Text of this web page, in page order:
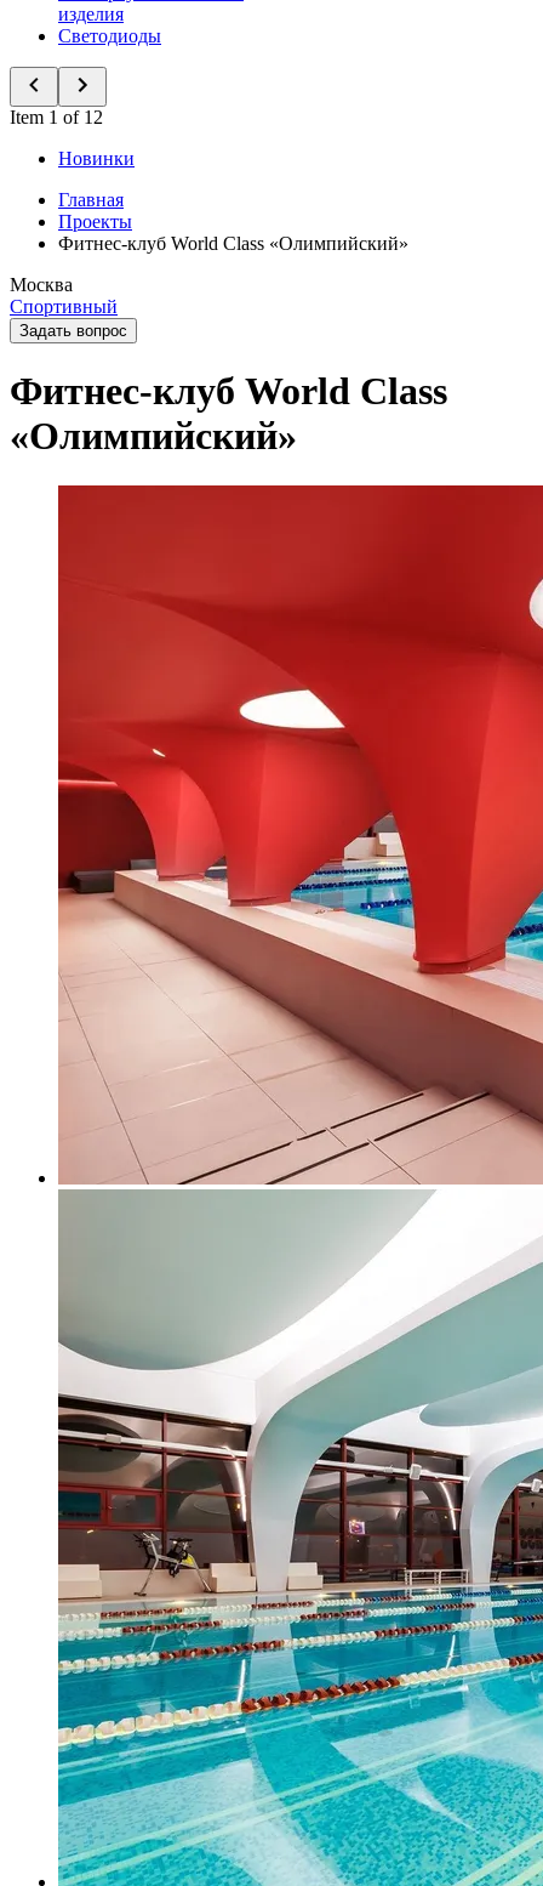
изделия
Светодиоды
Item 1 of 12
Новинки
Главная
Проекты
Фитнес-клуб World Class «Олимпийский»
Москва
Спортивный
Задать вопрос
Фитнес-клуб World Class
«Олимпийский»